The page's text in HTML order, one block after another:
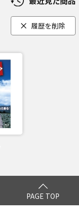
履歴を削除
PAGE TOP